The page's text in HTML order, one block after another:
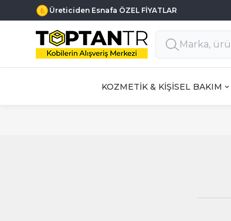
Üreticiden Esnafa ÖZEL FİYATLAR
KOZMETİK & KİŞİSEL BAKIM